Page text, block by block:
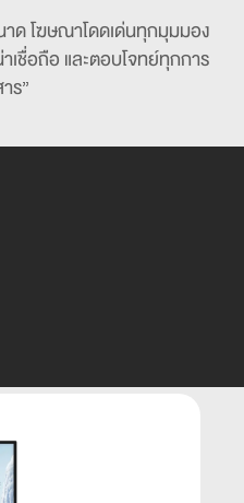
ด โฆษณาโดดเด่นทุกมุมมอง
ชื่อถือ และตอบโจทย์ทุกการ
ร”